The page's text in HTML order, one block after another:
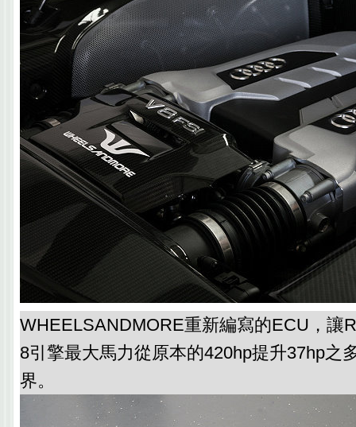
WHEELSANDMORE重新編寫的ECU，讓
8引擎最大馬力從原本的420hp提升37hp之
界。